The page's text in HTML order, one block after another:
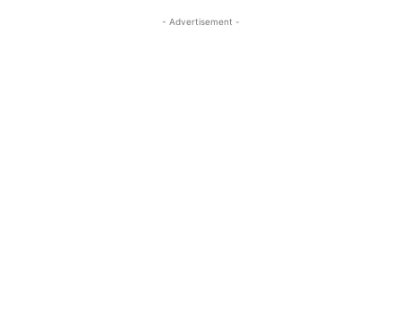
- Advertisement -